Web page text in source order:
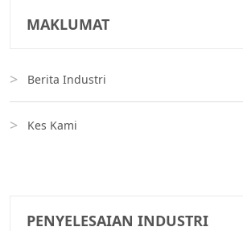
MAKLUMAT
Berita Industri
Kes Kami
PENYELESAIAN INDUSTRI